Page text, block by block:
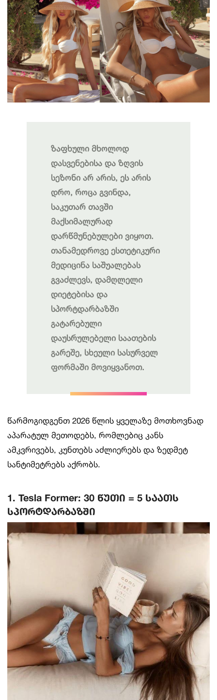
ზაფხული მხოლოდ
დასვენებისა და ზღვის
სეზონი არ არის, ეს არის
დრო, როცა გვინდა,
საკუთარ თავში
მაქსიმალურად
დარწმუნებულები ვიყოთ.
თანამედროვე ესთეტიკური
მედიცინა საშუალებას
გვაძლევს, დამღლელი
დიეტებისა და
სპორტდარბაზში
გატარებული
დაუსრულებელი საათების
გარეშე, სხეული სასურველ
ფორმაში მოვიყვანოთ.
წარმოგიდგენთ 2026 წლის ყველაზე მოთხოვნად
აპარატულ მეთოდებს, რომლებიც კანს
ამკვრივებს, კუნთებს აძლიერებს და ზედმეტ
სანტიმეტრებს აქრობს.
1. Tesla Former: 30 წუთი = 5 საათს
სპორტდარბაზში